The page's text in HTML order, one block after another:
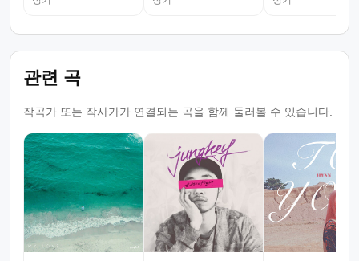
관련 곡
작곡가 또는 작사가가 연결되는 곡을 함께 둘러볼 수 있습니다.